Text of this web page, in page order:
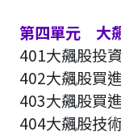
第四單元 大
401大飆股投
402大飆股買
403大飆股買
404大飆股技